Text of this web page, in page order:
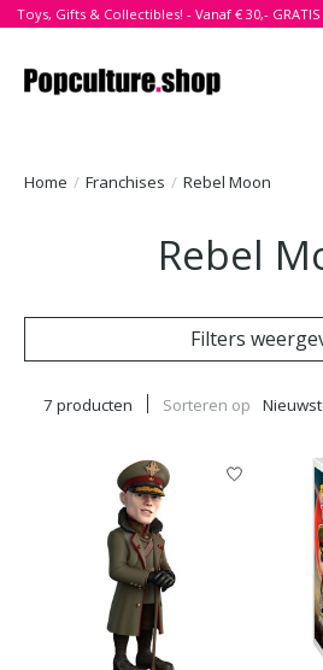
Toys, Gifts & Collectibles! - Vanaf € 30,-
Home / Franchises / Rebel Moon
Rebel
Filters
7 producten Sorteren op